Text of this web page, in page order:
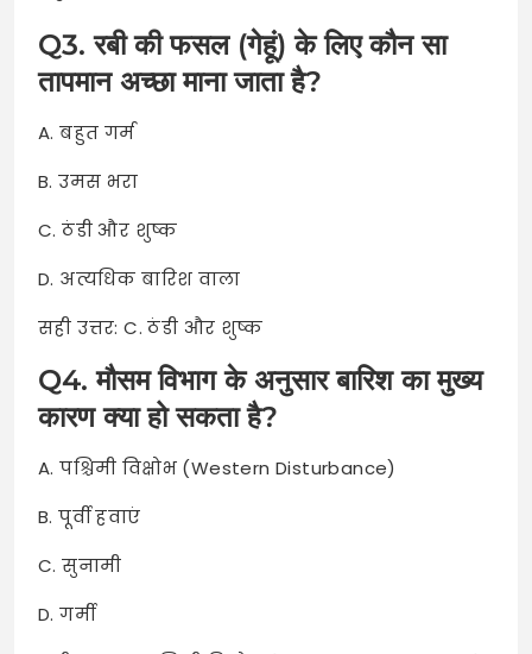
Q3. रबी की फसल (गेहूं) के लिए कौन सा
तापमान अच्छा माना जाता है?
A. बहुत गर्म
B. उमस भरा
C. ठंडी और शुष्क
D. अत्यधिक बारिश वाला
सही उत्तर: C. ठंडी और शुष्क
Q4. मौसम विभाग के अनुसार बारिश का मुख्य
कारण क्या हो सकता है?
A. पश्चिमी विक्षोभ (Western Disturbance)
B. पूर्वी हवाएं
C. सुनामी
D. गर्मी